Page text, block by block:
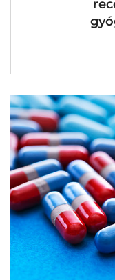
Receptről
(nemcsak